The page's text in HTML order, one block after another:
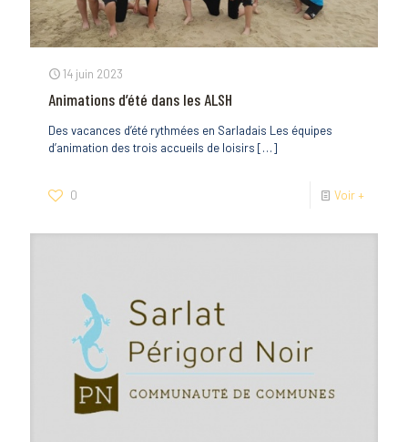
14 juin 2023
Animations d’été dans les ALSH
Des vacances d’été rythmées en Sarladais Les équipes
d’animation des trois accueils de loisirs […]
0 Voir +